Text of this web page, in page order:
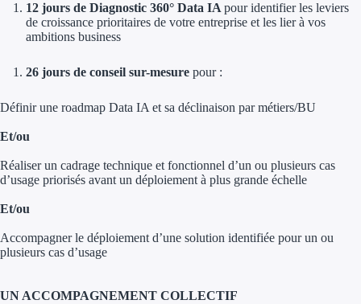
Aides Région
Aides Région
Aides Région
12 jours de Diagnostic 360° Data IA pour identifier les leviers
de croissance prioritaires de votre entreprise et les lier à vos
ambitions business
26 jours de conseil sur-mesure pour :
Définir une roadmap Data IA et sa déclinaison par métiers/BU
Et/ou
Réaliser un cadrage technique et fonctionnel d’un ou plusieurs cas
d’usage priorisés avant un déploiement à plus grande échelle
Et/ou
Accompagner le déploiement d’une solution identifiée pour un ou
plusieurs cas d’usage
UN ACCOMPAGNEMENT COLLECTIF